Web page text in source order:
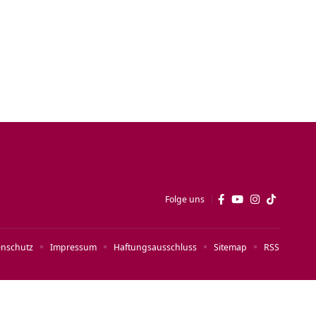
Folge uns
Impressum Haftungsausschluss Sitemap RSS